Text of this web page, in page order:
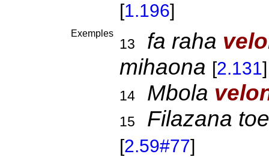
[1.196]
Exemples
13 fa raha
mihaona [2.131]
14 Mbola
15 Filazana
[2.59#77]